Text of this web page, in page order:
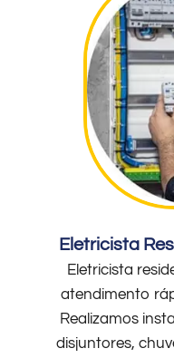
Eletricista
Eletricista
atendimento
Realizamos
disjuntores,